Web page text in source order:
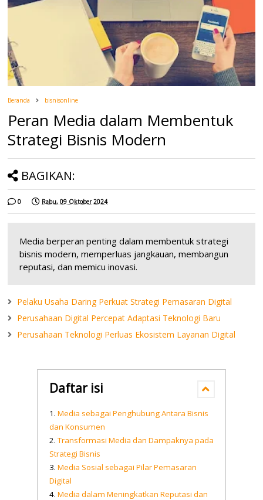
Beranda bisnisonline
Peran Media dalam Membentuk
Strategi Bisnis Modern
BAGIKAN:
0 Rabu, 09 Oktober 2024
Media berperan penting dalam membentuk strategi
bisnis modern, memperluas jangkauan, membangun
reputasi, dan memicu inovasi.
Pelaku Usaha Daring Perkuat Strategi Pemasaran Digital
Perusahaan Digital Percepat Adaptasi Teknologi Baru
Perusahaan Teknologi Perluas Ekosistem Layanan Digital
Daftar isi
Media sebagai Penghubung Antara Bisnis
dan Konsumen
Transformasi Media dan Dampaknya pada
Strategi Bisnis
Media Sosial sebagai Pilar Pemasaran
Digital
Media dalam Meningkatkan Reputasi dan